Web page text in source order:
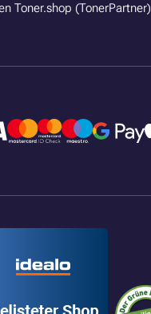
Toner.shop (TonerPartner)